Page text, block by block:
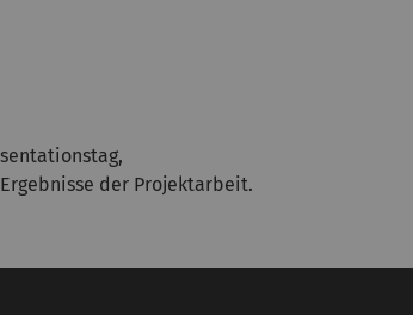
der Projektarbeit.